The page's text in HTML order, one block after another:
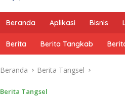
Beranda Aplikasi Bisnis
Berita Berita Tangkab
Beranda Berita Tangsel
Berita Tangsel